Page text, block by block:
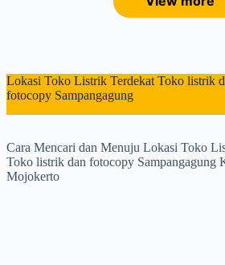
Lokasi Toko Listrik Terdekat Toko listrik
fotocopy Sampangagung
Cara Mencari dan Menuju Lokasi Toko
Toko listrik dan fotocopy Sampangagung
Mojokerto